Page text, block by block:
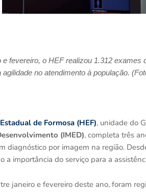
e fevereiro, o HEF realizou 1.312
agilidade no atendimento à população.
de Formosa (HEF), unidade do
(IMED), completa três
diagnóstico por imagem na região.
a importância do serviço para a
janeiro e fevereiro deste ano, foram